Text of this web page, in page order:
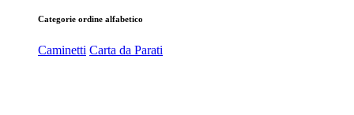
Categorie ordine alfabetico
Caminetti Carta da Parati